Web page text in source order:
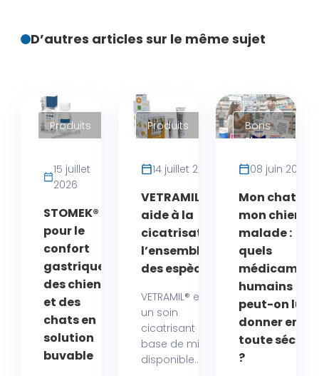
D’autres articles sur le même sujet
Produits
15 juillet
2026
STOMEK®
pour le
confort
gastrique
des chiens
et des
chats en
solution
buvable
Produits
14 juillet 2026
VETRAMIL®
aide à la
cicatrisation
l’ensemble
des espèces
VETRAMIL® est
un soin
cicatrisant à
base de miel
disponible...
Bons
Plans
08 juin 2026
Mon chat ou
mon chien
malade :
quels
humains
peut-on lui
donner en
toute
?